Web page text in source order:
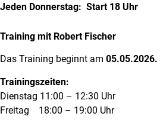
Jeden Donnerstag: Start 18 Uhr
Training mit Robert Fischer
Das Training beginnt am 05.05.2026.
Trainingszeiten:
Dienstag 11:00 – 12:30 Uhr
Freitag 18:00 – 19:00 Uhr